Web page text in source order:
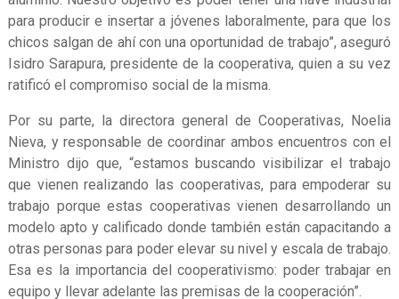
para producir e insertar a jóvenes laboralmente, para que los
chicos salgan de ahí con una oportunidad de trabajo”, aseguró
Isidro Sarapura, presidente de la cooperativa, quien a su vez
ratificó el compromiso social de la misma.
Por su parte, la directora general de Cooperativas, Noelia
Nieva, y responsable de coordinar ambos encuentros con el
Ministro dijo que, “estamos buscando visibilizar el trabajo
que vienen realizando las cooperativas, para empoderar su
trabajo porque estas cooperativas vienen desarrollando un
modelo apto y calificado donde también están capacitando a
otras personas para poder elevar su nivel y escala de trabajo.
Esa es la importancia del cooperativismo: poder trabajar en
equipo y llevar adelante las premisas de la cooperación”.